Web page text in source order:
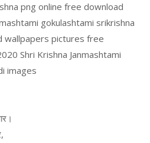
png online free download
gokulashtami srikrishna
wallpapers pictures free
Shri Krishna Janmashtami
images